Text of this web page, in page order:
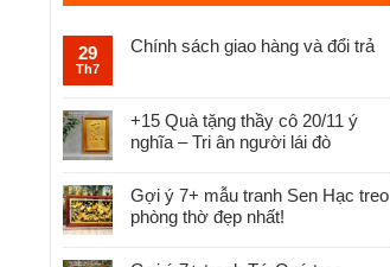
29
Th7
Chính sách giao hàng và đổi trả
+15 Quà tặng thầy cô 20/11 ý
nghĩa – Tri ân người lái đò
Gợi ý 7+ mẫu tranh Sen Hạc treo
phòng thờ đẹp nhất!